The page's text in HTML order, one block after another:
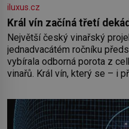
iluxus.cz
Král vín začíná třetí
Největší český vinařský
jednadvacátém ročníku
vybírala odborná porota z
vinařů. Král vín, který se – i